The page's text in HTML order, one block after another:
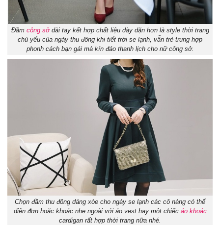
Đầm công sởdài tay kết hợp chất liệu dày dặn hơn là style thời trang
chủ yếu của ngày thu đông khi tiết trời se lạnh, vẫn trẻ trung hợp
phonh cách bạn gái mà kín đáo thanh lịch cho nữ công sở.
Chọn đầm thu đông dáng xòe cho ngày se lạnh các cô nàng có thể
diện đơn hoặc khoác nhẹ ngoài với áo vest hay một chiếc áo khoác
cardigan rất hợp thời trang nữa nhé.